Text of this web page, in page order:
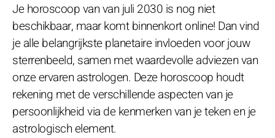
Je horoscoop van van juli 2030 is nog niet
beschikbaar, maar komt binnenkort online! Dan vind
je alle belangrijkste planetaire invloeden voor jouw
sterrenbeeld, samen met waardevolle adviezen van
onze ervaren astrologen. Deze horoscoop houdt
rekening met de verschillende aspecten van je
persoonlijkheid via de kenmerken van je teken en je
astrologisch element.